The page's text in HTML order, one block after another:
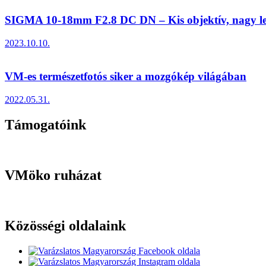
SIGMA 10-18mm F2.8 DC DN – Kis objektív, nagy
2023.10.10.
VM-es természetfotós siker a mozgókép világában
2022.05.31.
Támogatóink
VMöko ruházat
Közösségi oldalaink